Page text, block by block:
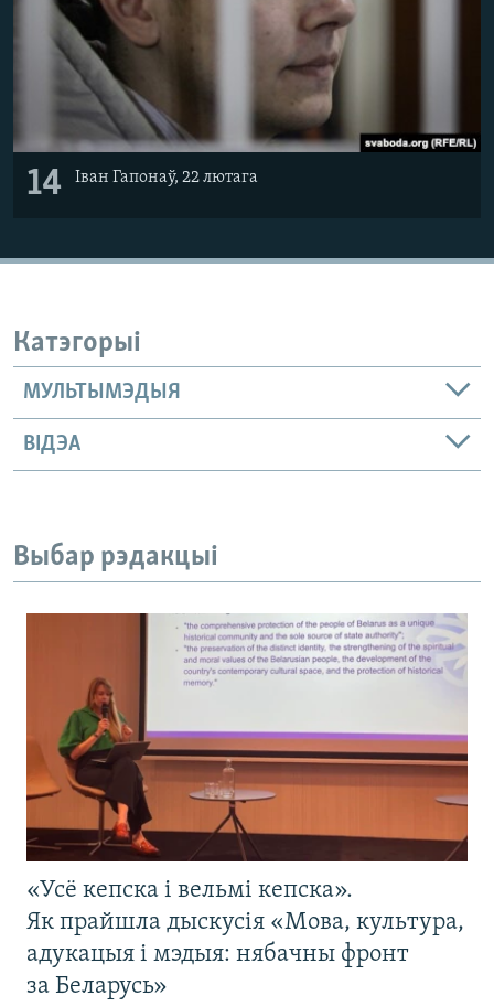
14 Іван Гапонаў, 22 лютага
Катэгорыі
МУЛЬТЫМЭДЫЯ
ВІДЭА
Выбар рэдакцыі
«Усё кепска і вельмі кепска».
Як прайшла дыскусія «Мова, культура,
адукацыя і мэдыя: нябачны фронт
за Беларусь»